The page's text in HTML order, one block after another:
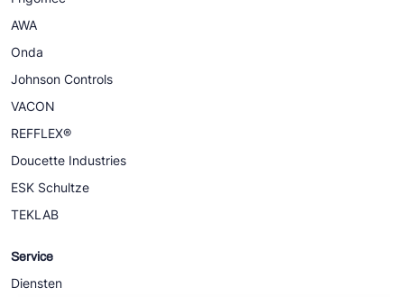
AWA
Onda
Johnson Controls
VACON
REFFLEX®
Doucette Industries
ESK Schultze
TEKLAB
Service
Diensten